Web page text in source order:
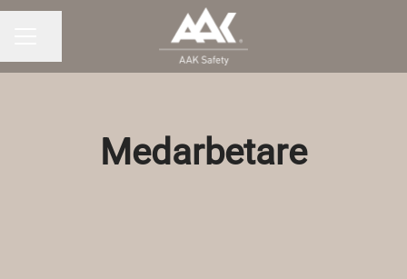
Medarbetare